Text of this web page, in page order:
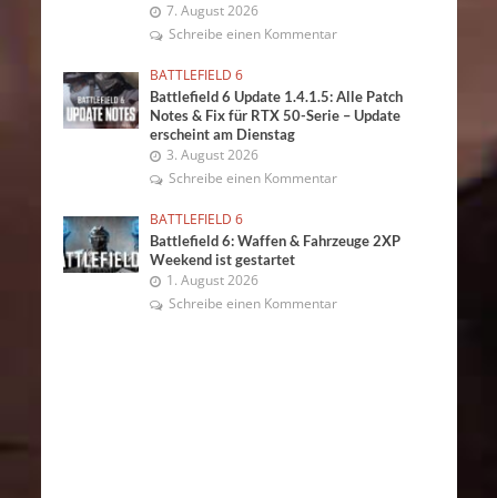
7. August 2026
Schreibe einen Kommentar
BATTLEFIELD 6
Battlefield 6 Update 1.4.1.5: Alle Patch
Notes & Fix für RTX 50-Serie – Update
erscheint am Dienstag
3. August 2026
Schreibe einen Kommentar
BATTLEFIELD 6
Battlefield 6: Waffen & Fahrzeuge 2XP
Weekend ist gestartet
1. August 2026
Schreibe einen Kommentar